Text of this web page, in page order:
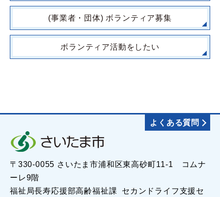
(事業者・団体) ボランティア募集
ボランティア活動をしたい
よくある質問
〒330-0055 さいたま市浦和区東高砂町11-1 コムナ
ーレ9階
福祉局長寿応援部高齢福祉課 セカンドライフ支援セ